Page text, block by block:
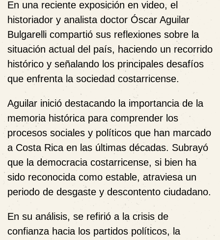
En una reciente exposición en video, el
historiador y analista doctor Óscar Aguilar
Bulgarelli compartió sus reflexiones sobre la
situación actual del país, haciendo un recorrido
histórico y señalando los principales desafíos
que enfrenta la sociedad costarricense.
Aguilar inició destacando la importancia de la
memoria histórica para comprender los
procesos sociales y políticos que han marcado
a Costa Rica en las últimas décadas. Subrayó
que la democracia costarricense, si bien ha
sido reconocida como estable, atraviesa un
periodo de desgaste ydescontento ciudadano.
En su análisis, se refirió a la crisis de
confianza hacia los partidos políticos, la